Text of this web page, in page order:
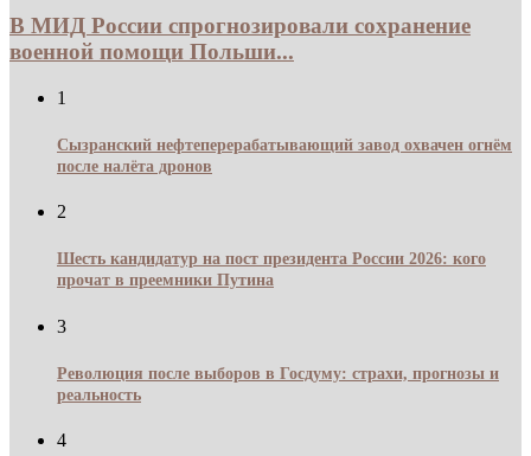
В МИД России спрогнозировали сохранение
военной помощи Польши...
1
Сызранский нефтеперерабатывающий завод охвачен огнём
после налёта дронов
2
Шесть кандидатур на пост президента России 2026: кого
прочат в преемники Путина
3
Революция после выборов в Госдуму: страхи, прогнозы и
реальность
4